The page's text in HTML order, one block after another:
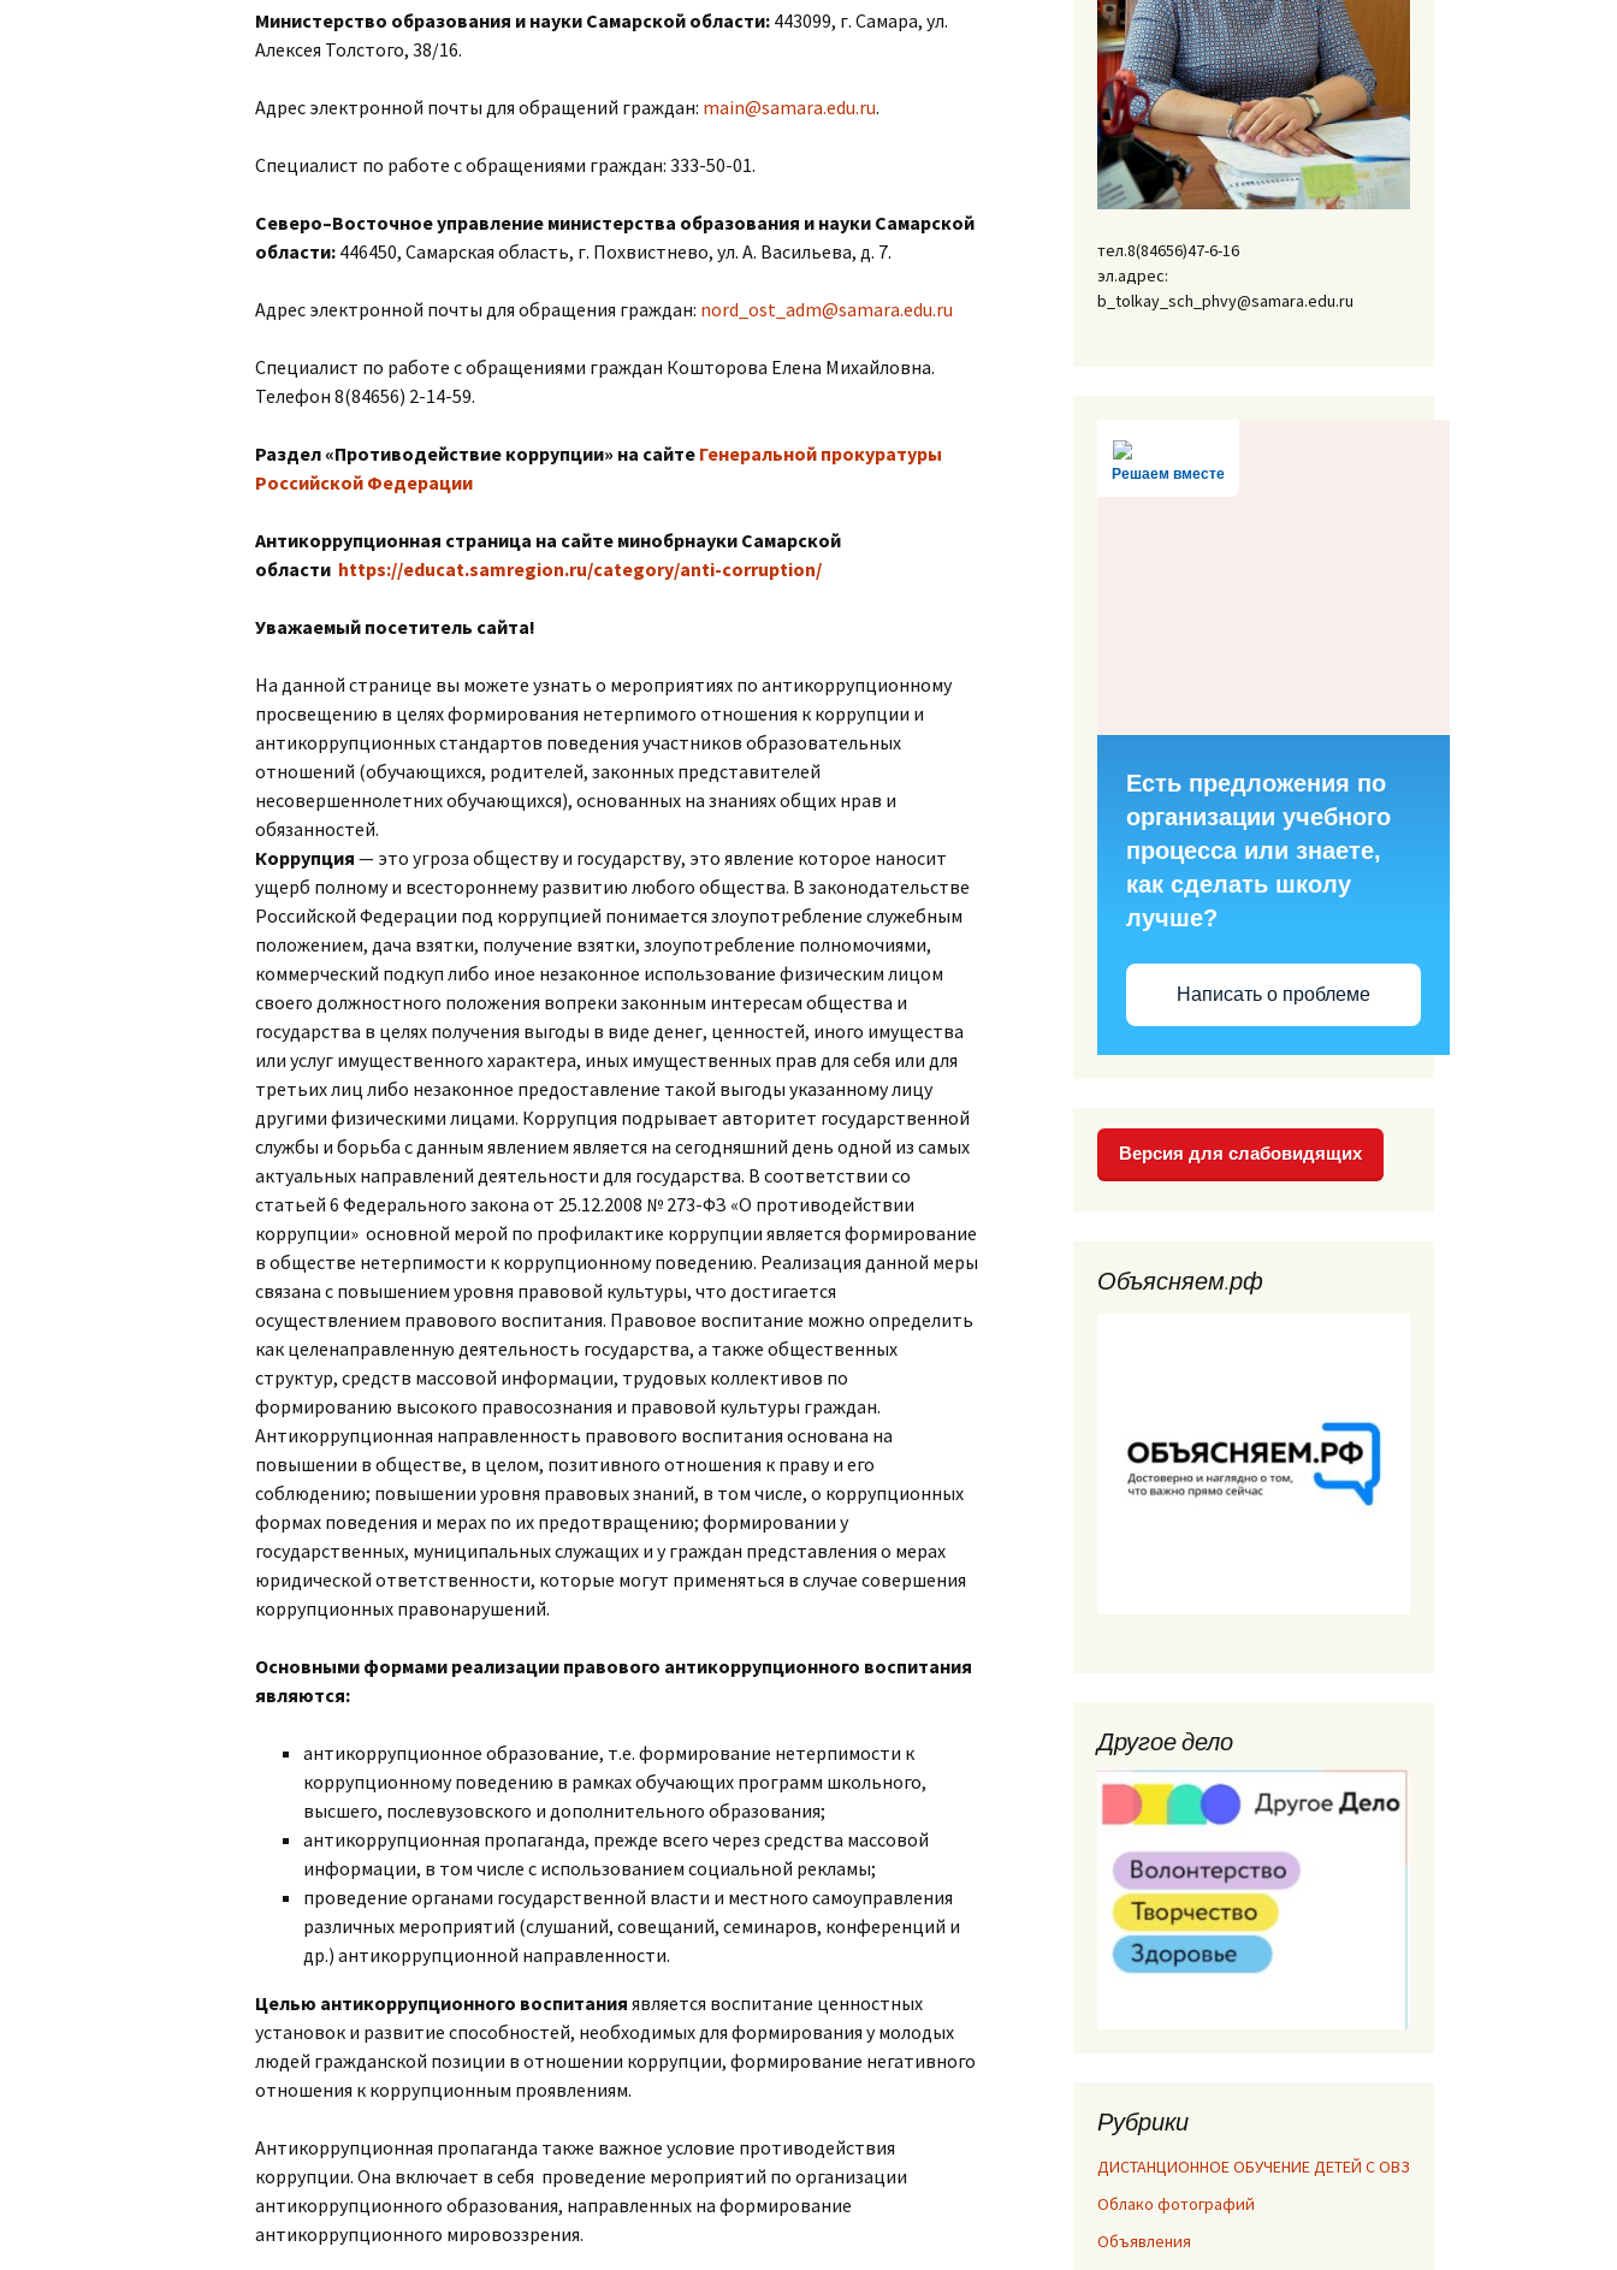
поддержки
обучающихся
сотрудничество
Организация питания в
образовательной
Министерство образования и науки Самарской области: 443099, г. Самара, ул.
Алексея Толстого, 38/16.
Адрес электронной почты для обращений граждан: main@samara.edu.ru.
Специалист по работе с обращениями граждан: 333-50-01.
Северо–Восточное управление министерства образования и науки Самарской
области: 446450, Самарская область, г. Похвистнево, ул. А. Васильева, д. 7.
Адрес электронной почты для обращения граждан: nord_ost_adm@samara.edu.ru
Специалист по работе с обращениями граждан Кошторова Елена Михайловна.
Телефон 8(84656) 2-14-59.
Раздел «Противодействие коррупции» на сайте Генеральной прокуратуры
Российской Федерации
Антикоррупционная страница на сайте минобрнауки Самарской
области https://educat.samregion.ru/category/anti-corruption/
Уважаемый посетитель сайта!
На данной странице вы можете узнать о мероприятиях по антикоррупционному
просвещению в целях формирования нетерпимого отношения к коррупции и
антикоррупционных стандартов поведения участников образовательных
отношений (обучающихся, родителей, законных представителей
несовершеннолетних обучающихся), основанных на знаниях общих нрав и
обязанностей.
Коррупция — это угроза обществу и государству, это явление которое наносит
ущерб полному и всестороннему развитию любого общества. В законодательстве
Российской Федерации под коррупцией понимается злоупотребление служебным
положением, дача взятки, получение взятки, злоупотребление полномочиями,
коммерческий подкуп либо иное незаконное использование физическим лицом
своего должностного положения вопреки законным интересам общества и
государства в целях получения выгоды в виде денег, ценностей, иного имущества
или услуг имущественного характера, иных имущественных прав для себя или для
третьих лиц либо незаконное предоставление такой выгоды указанному лицу
другими физическими лицами. Коррупция подрывает авторитет государственной
службы и борьба с данным явлением является на сегодняшний день одной из самых
актуальных направлений деятельности для государства. В соответствии со
статьей 6 Федерального закона от 25.12.2008 № 273-ФЗ «О противодействии
коррупции» основной мерой по профилактике коррупции является формирование
в обществе нетерпимости к коррупционному поведению. Реализация данной меры
связана с повышением уровня правовой культуры, что достигается
осуществлением правового воспитания. Правовое воспитание можно определить
как целенаправленную деятельность государства, а также общественных
структур, средств массовой информации, трудовых коллективов по
формированию высокого правосознания и правовой культуры граждан.
Антикоррупционная направленность правового воспитания основана на
повышении в обществе, в целом, позитивного отношения к праву и его
соблюдению; повышении уровня правовых знаний, в том числе, о коррупционных
формах поведения и мерах по их предотвращению; формировании у
государственных, муниципальных служащих и у граждан представления о мерах
юридической ответственности, которые могут применяться в случае совершения
коррупционных правонарушений.
Основными формами реализации правового антикоррупционного воспитания
являются:
антикоррупционное образование, т.е. формирование нетерпимости к
коррупционному поведению в рамках обучающих программ школьного,
высшего, послевузовского и дополнительного образования;
антикоррупционная пропаганда, прежде всего через средства массовой
информации, в том числе с использованием социальной рекламы;
проведение органами государственной власти и местного самоуправления
различных мероприятий (слушаний, совещаний, семинаров, конференций и
др.) антикоррупционной направленности.
Целью антикоррупционного воспитания является воспитание ценностных
установок и развитие способностей, необходимых для формирования у молодых
людей гражданской позиции в отношении коррупции, формирование негативного
отношения к коррупционным проявлениям.
Антикоррупционная пропаганда также важное условие противодействия
коррупции. Она включает в себя проведение мероприятий по организации
антикоррупционного образования, направленных на формирование
антикоррупционного мировоззрения.
тел.8(84656)47-6-16
эл.адрес:
b_tolkay_sch_phvy@samara.edu.ru
Решаем вместе
Есть предложения по
организации учебного
процесса или знаете,
как сделать школу
лучше?
Написать о проблеме
Версия для слабовидящих
Объясняем.рф
Другое дело
Рубрики
ДИСТАНЦИОННОЕ ОБУЧЕНИЕ ДЕТЕЙ С ОВЗ
Облако фотографий
Объявления